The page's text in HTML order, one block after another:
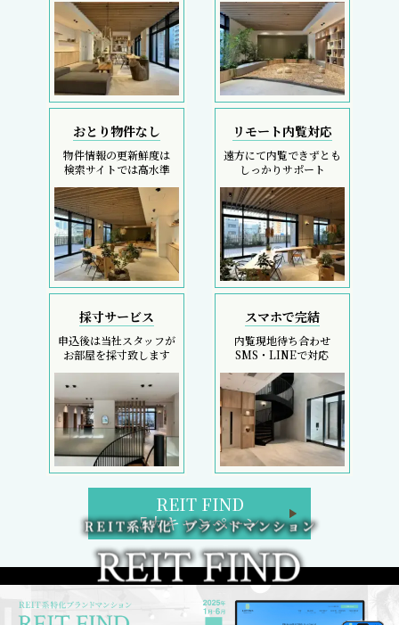
おとり物件なし
物件情報の更新鮮度は
検索サイトでは高水準
リモート内覧対応
遠方にて内覧できずとも
しっかりサポート
採寸サービス
申込後は当社スタッフが
お部屋を採寸致します
スマホで完結
内覧現地待ち合わせ
SMS・LINEで対応
REIT FIND
5大キャンペーン